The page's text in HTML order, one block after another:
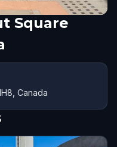
Square
Canada